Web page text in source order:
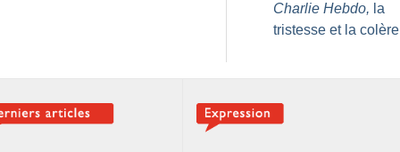
Charlie Hebdo, la
tristesse et la colère